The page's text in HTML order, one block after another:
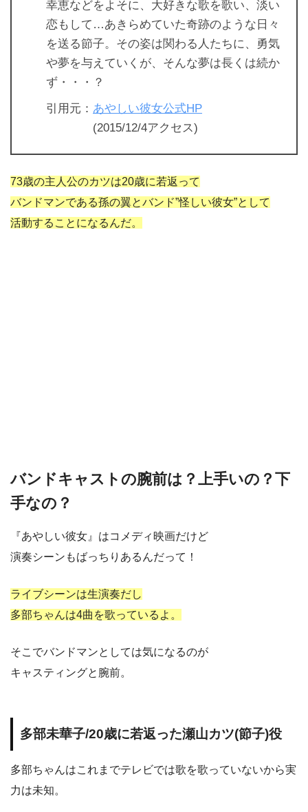
幸恵などをよそに、大好きな歌を歌い、淡い
恋もして…あきらめていた奇跡のような日々
を送る節子。その姿は関わる人たちに、勇気
や夢を与えていくが、そんな夢は長くは続か
ず・・・？
引用元： あやしい彼女公式HP
(2015/12/4アクセス)
73歳の主人公のカツは20歳に若返って
バンドマンである孫の翼とバンド”怪しい彼女”として
活動することになるんだ。
バンドキャストの腕前は？上手いの？下
手なの？
『あやしい彼女』はコメディ映画だけど
演奏シーンもばっちりあるんだって！
ライブシーンは生演奏だし
多部ちゃんは4曲を歌っているよ。
そこでバンドマンとしては気になるのが
キャスティングと腕前。
多部未華子/20歳に若返った瀬山カツ(節子)役
多部ちゃんはこれまでテレビでは歌を歌っていないから実
力は未知。